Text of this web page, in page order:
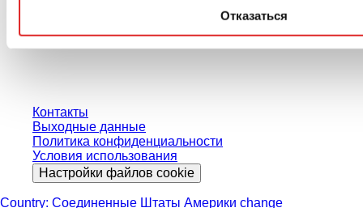
Отказаться
* Указанные цены являются прейскурантными для неавторизованных
Цены указаны без учета установленного законом налога в вашей
Контакты
Выходные данные
Политика конфиденциальности
Условия использования
Настройки файлов cookie
Country: Соединенные Штаты Америки change